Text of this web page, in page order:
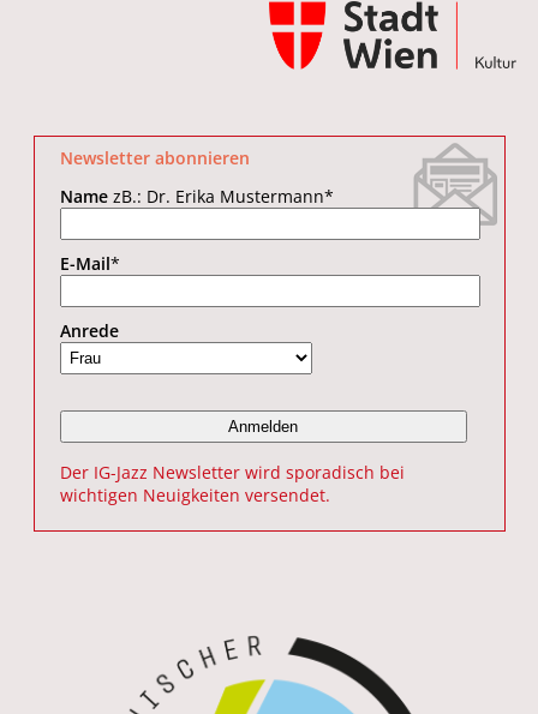
Newsletter abonnieren
NamezB.: Dr. Erika Mustermann*
E-Mail*
Anrede
Der IG-Jazz Newsletter wird sporadisch bei
wichtigen Neuigkeiten versendet.